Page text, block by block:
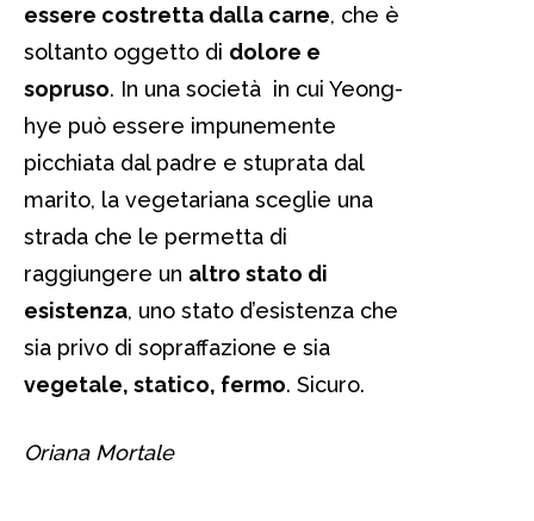
essere costretta dalla carne, che è
soltanto oggetto di dolore e
sopruso. In una società in cui Yeong-
hye può essere impunemente
picchiata dal padre e stuprata dal
marito, la vegetariana sceglie una
strada che le permetta di
raggiungere un altro stato di
esistenza, uno stato d’esistenza che
sia privo di sopraffazione e sia
vegetale, statico, fermo. Sicuro.
Oriana Mortale